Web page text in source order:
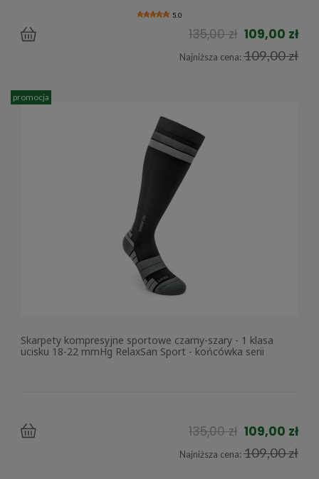
5.0
109,00 zł
135,00 zł
Najniższa cena: 109,00 zł
Skarpety kompresyjne sportowe czarny-szary - 1 klasa
ucisku 18-22 mmHg RelaxSan Sport - końcówka serii
109,00 zł
135,00 zł
Najniższa cena: 109,00 zł
promocja